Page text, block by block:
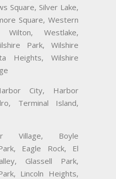
Square, Silver Lake,
Square, Western
Wilton, Westlake,
Park, Wilshire
Heights, Wilshire
City, Harbor
Terminal Island,
Village, Boyle
Eagle Rock, El
Glassell Park,
Lincoln Heights,